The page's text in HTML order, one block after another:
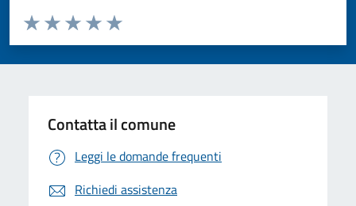
Valuta da 1 a 5 stelle la pagina
Valuta 5 stelle su 5
Valuta 4 stelle su 5
Valuta 3 stelle su 5
Valuta 2 stelle su 5
Valuta 1 stelle su 5
Contatta il comune
Leggi le domande frequenti
Richiedi assistenza